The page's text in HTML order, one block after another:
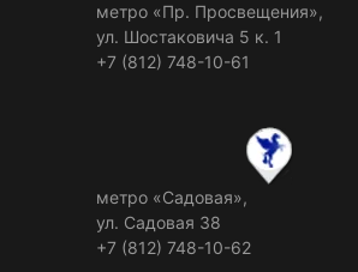
метро «Пр. Просвещения»,
ул. Шостаковича 5 к. 1
+7 (812) 748-10-61
метро «Садовая»,
ул. Садовая 38
+7 (812) 748-10-62